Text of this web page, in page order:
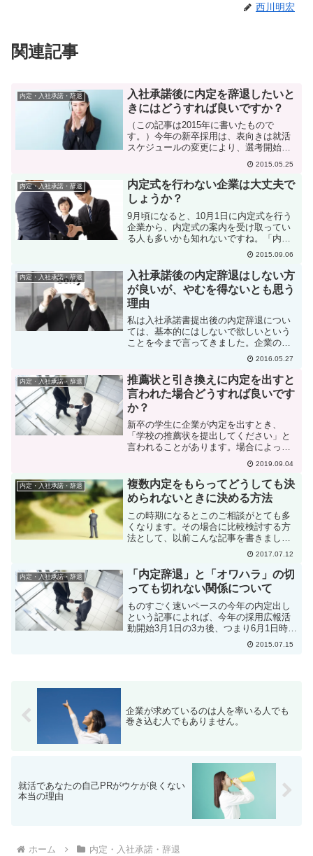
西川明宏
関連記事
内定・入社承諾・辞退
入社承諾後に内定を辞退したいと
きにはどうすれば良いですか？
（この記事は2015年に書いたもので
す。）今年の新卒採用は、表向きは就活
スケジュールの変更により、選考開始は8
月からということになっていますが、蓋
を開ければ案の定、既にどんどん選考は
始まっていて、内定出しも、むしろ例年
より早い感じがします。...
2015.05.25
内定・入社承諾・辞退
内定式を行わない企業は大丈夫で
しょうか？
9月頃になると、10月1日に内定式を行う
企業から、内定式の案内を受け取ってい
る人も多いかも知れないですね。「内定
式って必ず行われるものなの？ 私が入
社する予定の企業からは内定式の案内が
来ないのだけど？」「『うちは内定式は
ありません。』と言わ...
2015.09.06
内定・入社承諾・辞退
入社承諾後の内定辞退はしない方
が良いが、やむを得ないとも思う
理由
私は入社承諾書提出後の内定辞退につい
ては、基本的にはしないで欲しいという
ことを今まで言ってきました。企業の人
事を長年やってきた中で、入社承諾書提
出後に辞退されてとても困った経験を何
度かしていたからです。このことは何度
かこのブログにも書いてい...
2016.05.27
内定・入社承諾・辞退
推薦状と引き換えに内定を出すと
言われた場合どうすれば良いです
か？
新卒の学生に企業が内定を出すとき、
「学校の推薦状を提出してください」と
言われることがあります。場合によって
は、その提出を条件に内定を出すという
企業もあります。これはいわゆる「後付
け推薦」と言われるものです。何故、企
業はこのような「後付け推薦...
2019.09.04
内定・入社承諾・辞退
複数内定をもらってどうしても決
められないときに決める方法
この時期になるとこのご相談がとても多
くなります。その場合に比較検討する方
法として、以前こんな記事を書きまし
た。この方法は確かに有効なんですが、
ちょっと即物的な決め方にも感じます
し、比較検討してもやっぱり迷ってしま
うという人もいるでしょう。そ...
2017.07.12
内定・入社承諾・辞退
「内定辞退」と「オワハラ」の切
っても切れない関係について
ものすごく速いペースの今年の内定出し
という記事によれば、今年の採用広報活
動開始3月1日の3カ後、つまり6月1日時点
で内定を獲得している学生は、全体の
31.1%でしたが、昨年の採用広報活動開
2015.07.15
企業が求めているのは人を率いる人でも
巻き込む人でもありません。
就活であなたの自己PRがウケが良くない
本当の理由
ホーム 内定・入社承諾・辞退